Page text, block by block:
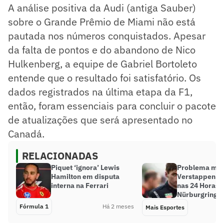
A análise positiva da Audi (antiga Sauber)
sobre o Grande Prêmio de Miami não está
pautada nos números conquistados. Apesar
da falta de pontos e do abandono de Nico
Hulkenberg, a equipe de Gabriel Bortoleto
entende que o resultado foi satisfatório. Os
dados registrados na última etapa da F1,
então, foram essenciais para concluir o pacote
de atualizações que será apresentado no
Canadá.
RELACIONADAS
Piquet ‘ignora’ Lewis
Hamilton em disputa
interna na Ferrari
Fórmula 1 Há 2 meses
Problema
Verstappen
nas 24 Horas
Nürburgring
Mais Esportes